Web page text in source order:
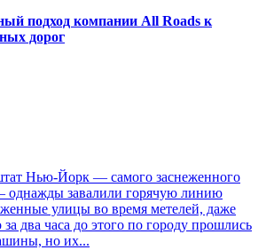
подход компании All Roads к
дорог
Нью-Йорк — самого заснеженного
однажды завалили горячую линию
улицы во время метелей, даже
за два часа до этого по городу прошлись
но их...